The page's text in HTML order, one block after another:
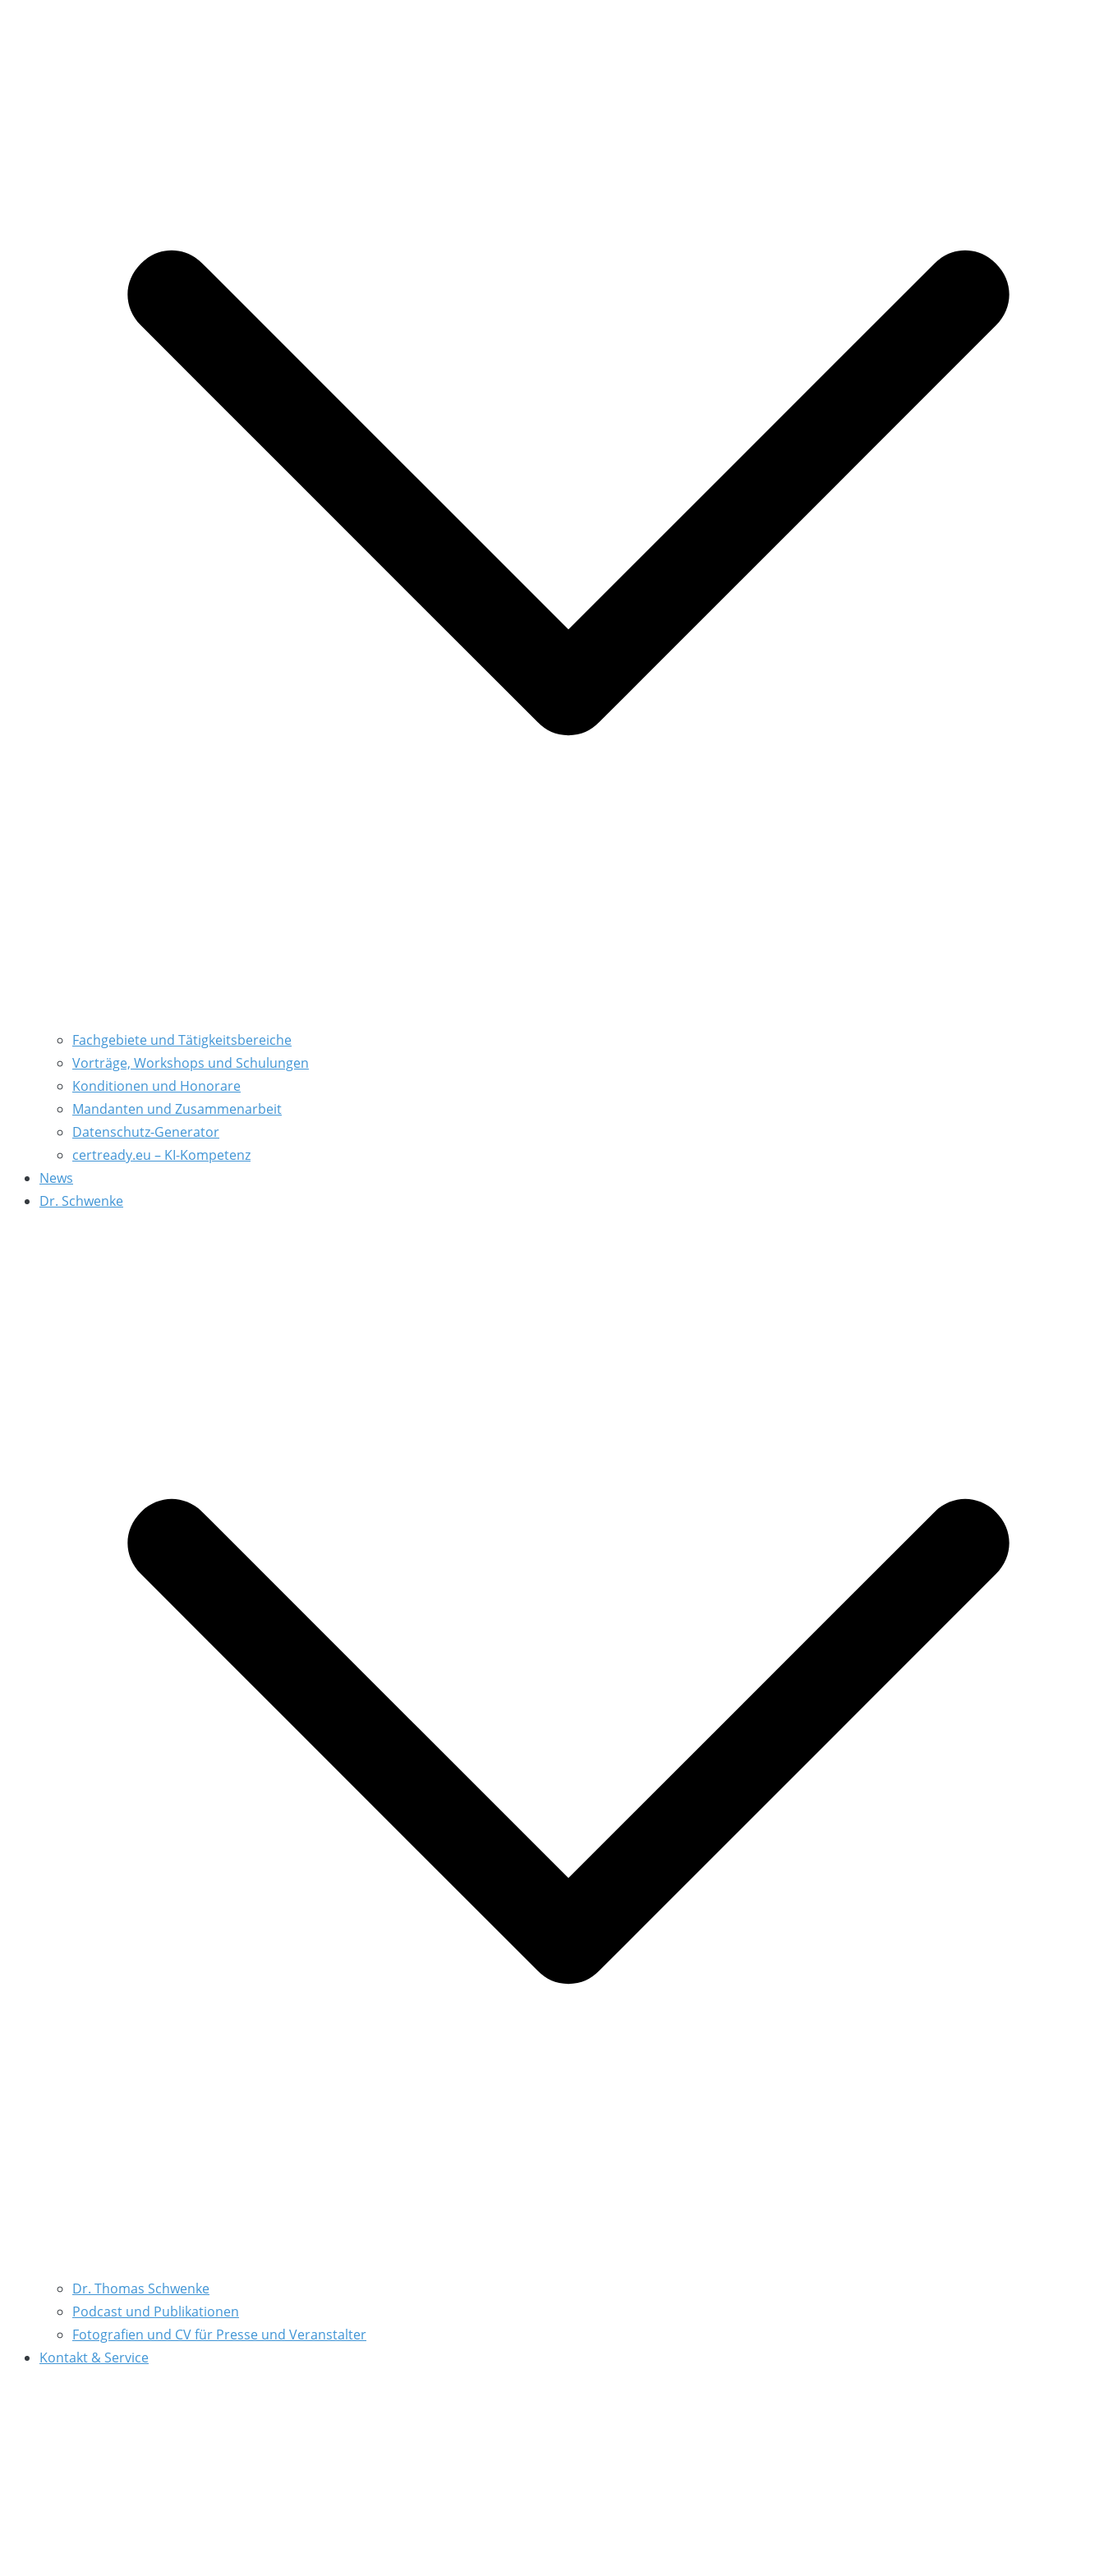
Fachgebiete und Tätigkeitsbereiche
Vorträge, Workshops und Schulungen
Konditionen und Honorare
Mandanten und Zusammenarbeit
Datenschutz-Generator
certready.eu – KI-Kompetenz
News
Dr. Schwenke
Dr. Thomas Schwenke
Podcast und Publikationen
Fotografien und CV für Presse und Veranstalter
Kontakt & Service